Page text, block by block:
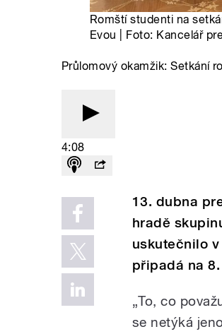
Romští studenti na
Evou | Foto: Kancelář
Průlomový okamžik: Setkání
4:08
13. dubna
hradě
uskutečnilo
připadá na
„To, co
se netýká